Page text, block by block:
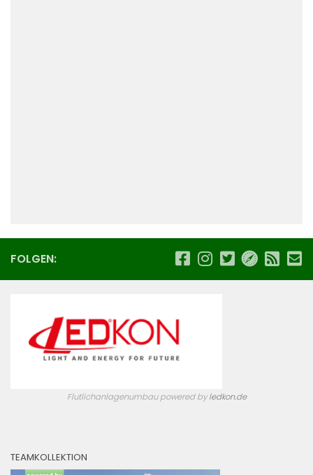
FOLGEN:
Flutlichanlagenumbau powered byledkon.de
TEAMKOLLEKTION